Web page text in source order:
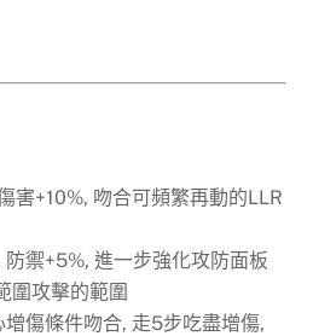
害+10%, 吻合可頻繁再動的LLR
防禦+5%, 進一步強化攻防面板
圍攻擊的範圍
增傷條件吻合, 走5步吃盡增傷,